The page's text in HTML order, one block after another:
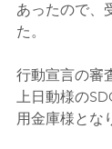
あったので、
た。
行動宣言の審
上日動様の
用金庫様とな